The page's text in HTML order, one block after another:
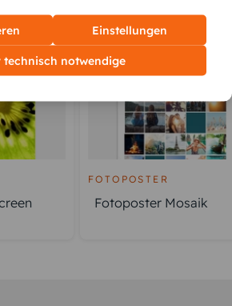
FOTOPOSTER
Fotoposter Mosaik
Einstellungen
technisch notwendige